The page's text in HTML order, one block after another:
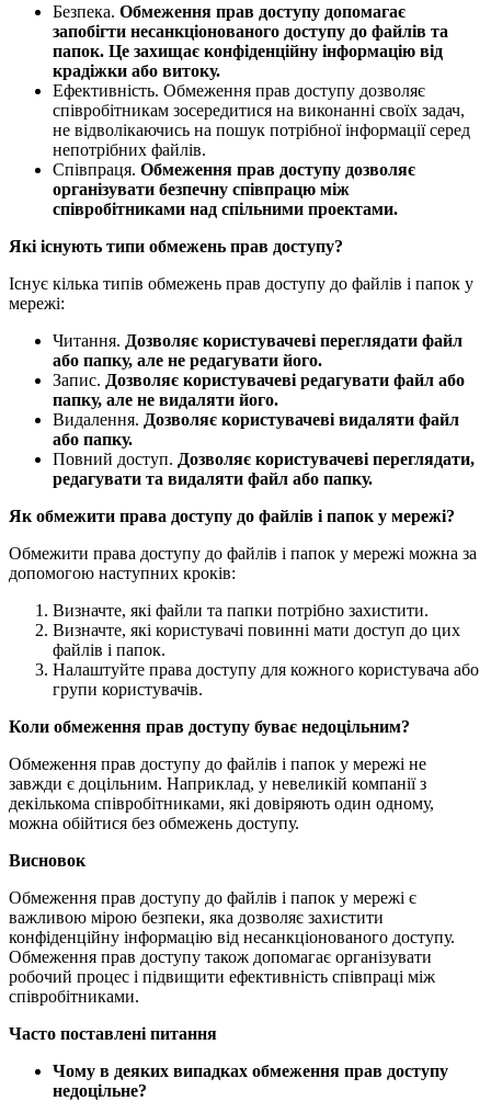
Безпека. Обмеження прав доступу допомагає
запобігти несанкціонованого доступу до файлів та
папок. Це захищає конфіденційну інформацію від
крадіжки або витоку.
Ефективність. Обмеження прав доступу дозволяє
співробітникам зосередитися на виконанні своїх задач,
не відволікаючись на пошук потрібної інформації серед
непотрібних файлів.
Співпраця. Обмеження прав доступу дозволяє
організувати безпечну співпрацю між
співробітниками над спільними проектами.
Які існують типи обмежень прав доступу?
Існує кілька типів обмежень прав доступу до файлів і папок у
мережі:
Читання. Дозволяє користувачеві переглядати файл
або папку, але не редагувати його.
Запис. Дозволяє користувачеві редагувати файл або
папку, але не видаляти його.
Видалення. Дозволяє користувачеві видаляти файл
або папку.
Повний доступ. Дозволяє користувачеві переглядати,
редагувати та видаляти файл або папку.
Як обмежити права доступу до файлів і папок у мережі?
Обмежити права доступу до файлів і папок у мережі можна за
допомогою наступних кроків:
Визначте, які файли та папки потрібно захистити.
Визначте, які користувачі повинні мати доступ до цих
файлів і папок.
Налаштуйте права доступу для кожного користувача або
групи користувачів.
Коли обмеження прав доступу буває недоцільним?
Обмеження прав доступу до файлів і папок у мережі не
завжди є доцільним. Наприклад, у невеликій компанії з
декількома співробітниками, які довіряють один одному,
можна обійтися без обмежень доступу.
Висновок
Обмеження прав доступу до файлів і папок у мережі є
важливою мірою безпеки, яка дозволяє захистити
конфіденційну інформацію від несанкціонованого доступу.
Обмеження прав доступу також допомагає організувати
робочий процес і підвищити ефективність співпраці між
співробітниками.
Часто поставлені питання
Чому в деяких випадках обмеження прав доступу
недоцільне?